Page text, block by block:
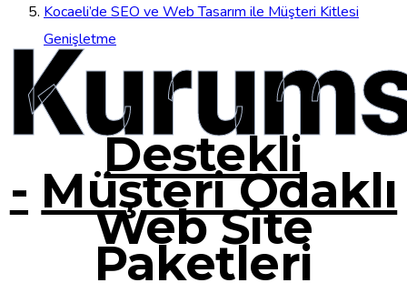
Kocaeli’de SEO ve Web Tasarım ile Müşteri Kitlesi
Genişletme
Destekli
- Müşteri Odaklı
Web Site
Paketleri